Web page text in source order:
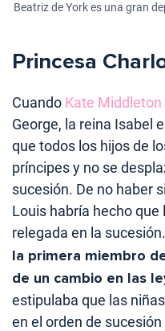
Beatriz de York es una gran
Princesa
Cuando Kate Middleton
George, la reina Isabel
que todos los hijos de
príncipes y no se
sucesión. De no haber
Louis habría hecho que
relegada en la sucesión.
la primera miembro
de un cambio en las
estipulaba que las
en el orden de